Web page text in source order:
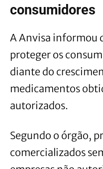
consumidores
A Anvisa informou
proteger os
diante do
medicamentos
autorizados.
Segundo o órgão,
comercializados